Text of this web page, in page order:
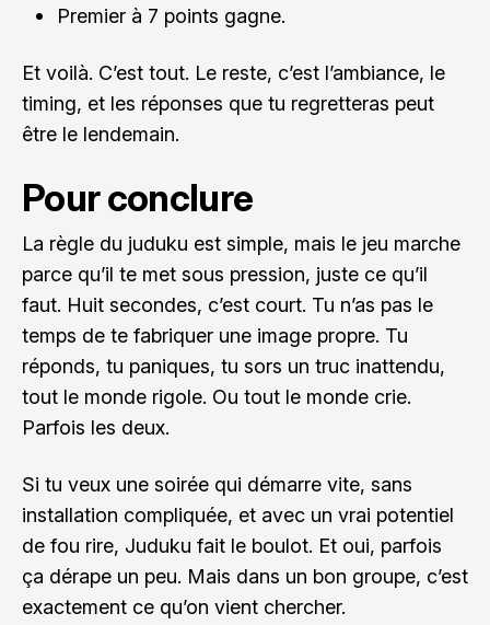
Premier à 7 points gagne.
Et voilà. C’est tout. Le reste, c’est l’ambiance, le
timing, et les réponses que tu regretteras peut
être le lendemain.
Pour conclure
La règle du juduku est simple, mais le jeu marche
parce qu’il te met sous pression, juste ce qu’il
faut. Huit secondes, c’est court. Tu n’as pas le
temps de te fabriquer une image propre. Tu
réponds, tu paniques, tu sors un truc inattendu,
tout le monde rigole. Ou tout le monde crie.
Parfois les deux.
Si tu veux une soirée qui démarre vite, sans
installation compliquée, et avec un vrai potentiel
de fou rire, Juduku fait le boulot. Et oui, parfois
ça dérape un peu. Mais dans un bon groupe, c’est
exactement ce qu’on vient chercher.